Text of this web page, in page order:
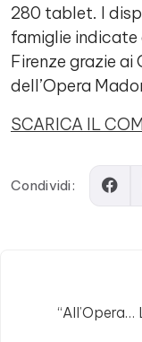
280 tablet. I
famiglie
Firenze grazie
dell’Opera
SCARICA IL
Condividi: